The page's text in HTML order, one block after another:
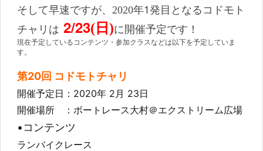
そして早速ですが、2020年1発目となるコドモト
チャリは 2/23(日)に開催予定です！
現在予定しているコンテンツ・参加クラスなどは以下を予定していま
す。
第20回 コドモトチャリ
開催予定日：2020年 2月 23日
開催場所 ：ボートレース大村＠エクストリーム広場
▪️コンテンツ
ランバイクレース